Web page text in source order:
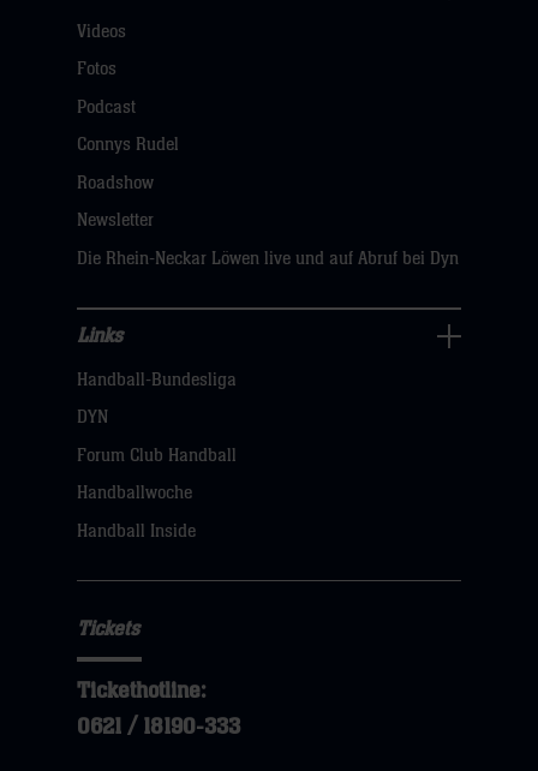
Fans
Navigation
öffnen,
dann
hier
Videos
Fotos
Podcast
Connys Rudel
Roadshow
Newsletter
Die Rhein-Neckar Löwen live und auf Abruf bei Dyn
Navigation
öffnen,
dann
klicken
Links
Handball-Bundesliga
DYN
Forum Club Handball
Handballwoche
Handball Inside
Tickets
Tickethotline:
0621 / 18190-333